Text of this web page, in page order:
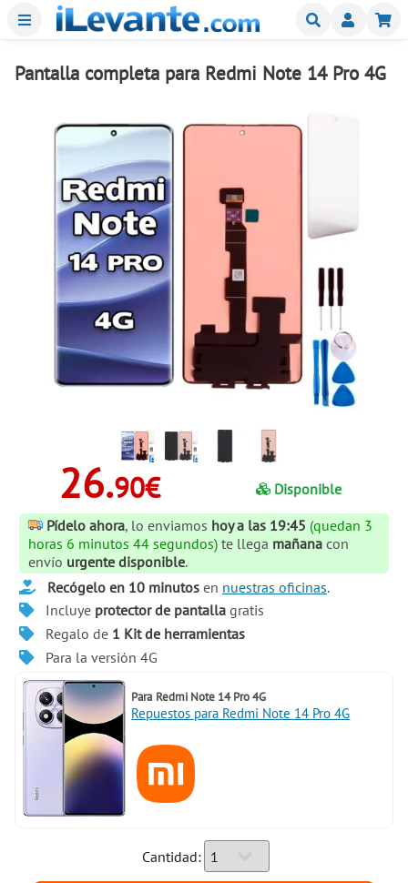
Menu Buscar
Pantalla completa para Redmi Note 14 Pro 4G
26.90€
Disponible
Pídelo ahora, lo enviamos hoy a las 19:45 (quedan 3
horas 6 minutos 43 segundos) te llega mañana con
envío urgente disponible.
Recógelo en 10 minutosen nuestras oficinas.
Incluye protector de pantallagratis
Regalo de 1 Kit de herramientas
Para la versión 4G
Para Redmi Note 14 Pro 4G
Repuestos para Redmi Note 14 Pro 4G
Cantidad: